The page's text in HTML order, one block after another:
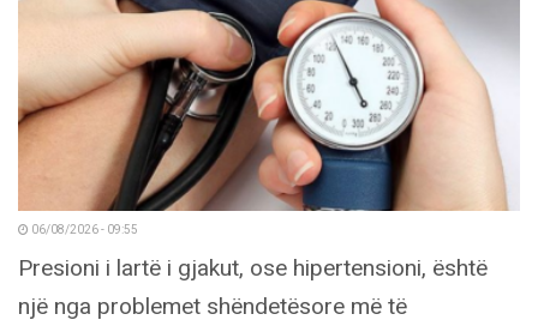
06/08/2026 - 09:55
Presioni i lartë i gjakut, ose hipertensioni, është
një nga problemet shëndetësore më të